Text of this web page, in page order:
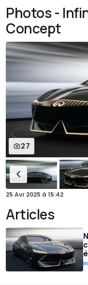
Photos -
Concept
27
25 Avr 2025 à 15:42
Articles